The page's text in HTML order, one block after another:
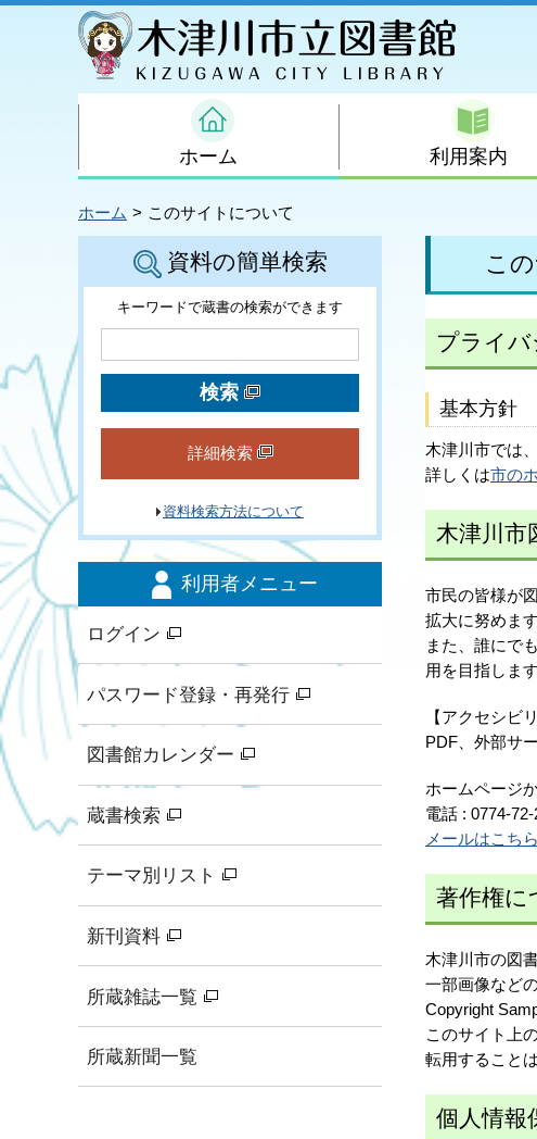
ホーム 利用案内
ホーム このサイトについて
資料の簡単検索
キーワードで蔵書の検索ができます
検索
詳細検索
資料検索方法について
利用者メニュー
ログイン
パスワード登録・再発行
図書館カレンダー
蔵書検索
テーマ別リスト
新刊資料
所蔵雑誌一覧
所蔵新聞一覧
こ
プライ
基本方針
木津川市では
詳しくは市の
木津川市
市民の皆様が
拡大に努めます
また、誰にで
用を目指します
【アクセシビ
PDF、外部サ
ホームページ
電話 : 0774-72-
メールはこち
著作権に
木津川市の図
一部画像など
Copyright
このサイト上
転用すること
個人情報